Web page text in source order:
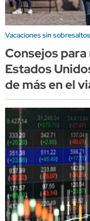
Vacaciones sin sobresaltos
Consejos
Estados
de más en el